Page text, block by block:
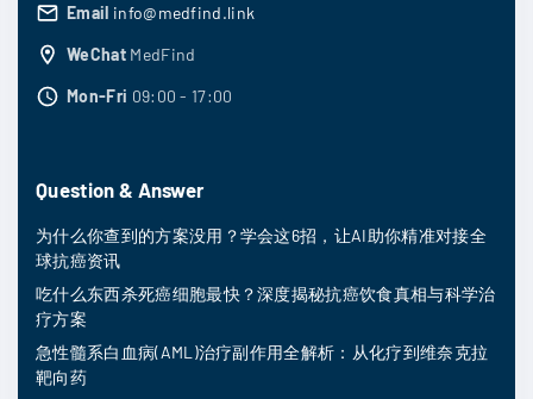
Email info@medfind.link
WeChat MedFind
Mon-Fri 09:00 - 17:00
Question & Answer
为什么你查到的方案没用？学会这6招，让AI助你精准对接全
球抗癌资讯
吃什么东西杀死癌细胞最快？深度揭秘抗癌饮食真相与科学治
疗方案
急性髓系白血病(AML)治疗副作用全解析：从化疗到维奈克拉
靶向药